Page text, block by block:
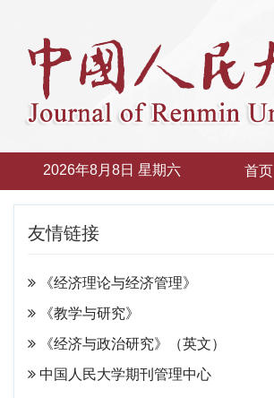
2026年8月8日 星期六 首页
友情链接
《经济理论与经济管理》
《教学与研究》
《经济与政治研究》（英文）
中国人民大学期刊管理中心